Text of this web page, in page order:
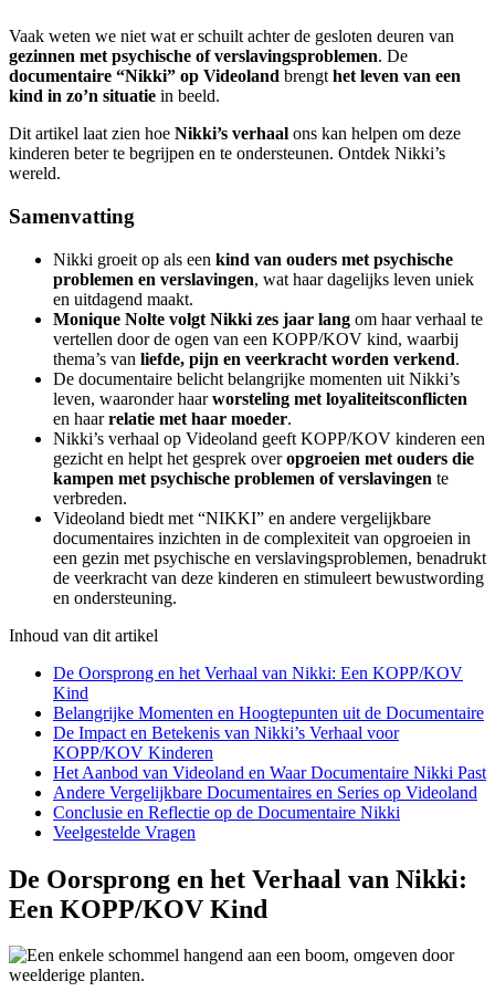
Vaak weten we niet wat er schuilt achter de gesloten deuren van
gezinnen met psychische of verslavingsproblemen. De
documentaire “Nikki” op Videoland brengt het leven van een
kind in zo’n situatie in beeld.
Dit artikel laat zien hoe Nikki’s verhaal ons kan helpen om deze
kinderen beter te begrijpen en te ondersteunen. Ontdek Nikki’s
wereld.
Samenvatting
Nikki groeit op als een kind van ouders met psychische
problemen en verslavingen, wat haar dagelijks leven uniek
en uitdagend maakt.
Monique Nolte volgt Nikki zes jaar lang om haar verhaal te
vertellen door de ogen van een KOPP/KOV kind, waarbij
thema’s van liefde, pijn en veerkracht worden verkend.
De documentaire belicht belangrijke momenten uit Nikki’s
leven, waaronder haarworsteling met loyaliteitsconflicten
en haarrelatie met haar moeder.
Nikki’s verhaal op Videoland geeft KOPP/KOV kinderen een
gezicht en helpt het gesprek overopgroeien met ouders die
kampen met psychische problemen of verslavingen te
verbreden.
Videoland biedt met “NIKKI” en andere vergelijkbare
documentaires inzichten in de complexiteit van opgroeien in
een gezin met psychische en verslavingsproblemen, benadrukt
de veerkracht van deze kinderen en stimuleert bewustwording
en ondersteuning.
Inhoud van dit artikel
De Oorsprong en het Verhaal van Nikki: Een KOPP/KOV
Kind
Belangrijke Momenten en Hoogtepunten uit de Documentaire
De Impact en Betekenis van Nikki’s Verhaal voor
KOPP/KOV Kinderen
Het Aanbod van Videoland en Waar Documentaire Nikki Past
Andere Vergelijkbare Documentaires en Series op Videoland
Conclusie en Reflectie op de Documentaire Nikki
Veelgestelde Vragen
De Oorsprong en het Verhaal van Nikki:
Een KOPP/KOV Kind